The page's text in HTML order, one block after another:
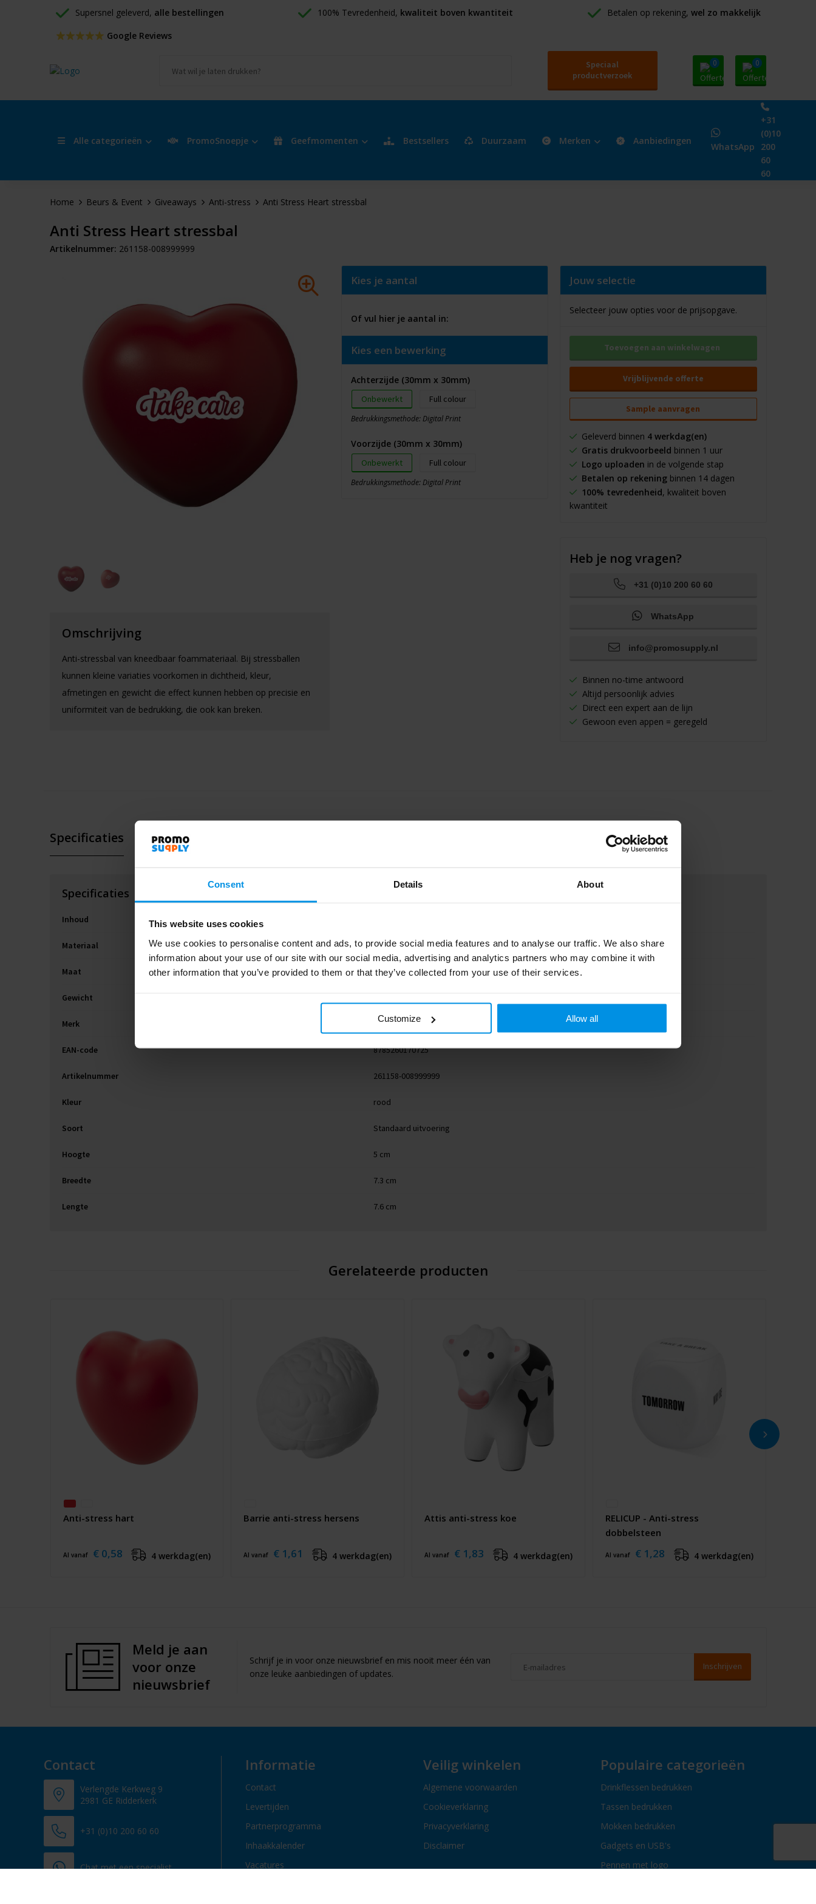
Consent Details About
This website uses cookies
We use cookies to personalise content and ads, to provide social media features and to analyse our traffic. We also share
information about your use of our site with our social media, advertising and analytics partners who may combine it with
other information that you’ve provided to them or that they’ve collected from your use of their services.
Customize Allow all
Supersnel geleverd, alle bestellingen 100% Tevredenheid, kwaliteit boven kwantiteit Betalen op rekening, wel zo makkelijk
Google Reviews
Speciaal
productverzoek
0 0
Alle categorieën PromoSnoepje Geefmomenten Bestsellers Duurzaam Merken Aanbiedingen
WhatsApp
+31
(0)10
200
60
60
Home Beurs & Event Giveaways Anti-stress Anti Stress Heart stressbal
Anti Stress Heart stressbal
Artikelnummer: 261158-008999999
Omschrijving
Anti-stressbal van kneedbaar foammateriaal. Bij stressballen
kunnen kleine variaties voorkomen in dichtheid, kleur,
afmetingen en gewicht die effect kunnen hebben op precisie en
uniformiteit van de bedrukking, die ook kan breken.
Kies je aantal
Of vul hier je aantal in:
Kies een bewerking
Achterzijde (30mm x 30mm)
Onbewerkt Full colour
Bedrukkingsmethode: Digital Print
Voorzijde (30mm x 30mm)
Onbewerkt Full colour
Bedrukkingsmethode: Digital Print
Jouw selectie
Selecteer jouw opties voor de prijsopgave.
Toevoegen aan winkelwagen
Vrijblijvende offerte
Sample aanvragen
Geleverd binnen 4 werkdag(en)
Gratis drukvoorbeeld binnen 1 uur
Logo uploaden in de volgende stap
Betalen op rekeningbinnen 14 dagen
100% tevredenheid, kwaliteit boven
kwantiteit
Heb je nog vragen?
+31 (0)10 200 60 60
WhatsApp
info@promosupply.nl
Binnen no-time antwoord
Altijd persoonlijk advies
Direct een expert aan de lijn
Gewoon even appen = geregeld
Specificaties
Specificaties
Inhoud
Materiaal PVC
Maat # Geen maat
Gewicht
Merk
EAN-code 8785260170725
Artikelnummer 261158-008999999
Kleur rood
Soort Standaard uitvoering
Hoogte 5 cm
Breedte 7.3 cm
Lengte 7.6 cm
Gerelateerde producten
Anti-stress hart
Al vanaf € 0,58 4 werkdag(en)
Barrie anti-stress hersens
Al vanaf € 1,61 4 werkdag(en)
Attis anti-stress koe
Al vanaf € 1,83 4 werkdag(en)
RELICUP - Anti-stress
dobbelsteen
Al vanaf € 1,28 4 werkdag(en)
Meld je aan
voor onze
nieuwsbrief
Schrijf je in voor onze nieuwsbrief en mis nooit meer één van
onze leuke aanbiedingen of updates.
Contact
Verlengde Kerkweg 9
2981 GE Ridderkerk
+31 (0)10 200 60 60
Chat met een specialist
Informatie
Contact
Levertijden
Partnerprogramma
Inhaakkalender
Vacatures
Veilig winkelen
Algemene voorwaarden
Cookieverklaring
Privacyverklaring
Disclaimer
Populaire categorieën
Drinkflessen bedrukken
Tassen bedrukken
Mokken bedrukken
Gadgets en USB's
Pennen met logo